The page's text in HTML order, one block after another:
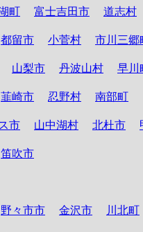
町 富士吉田市 道志村
都留市 小菅村 市川三郷
山梨市 丹波山村 早川
韮崎市 忍野村 南部町
市 山中湖村 北杜市
笛吹市
野々市市 金沢市 川北町